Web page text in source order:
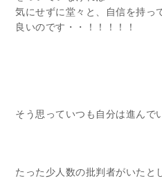
気にせずに堂々と、自信を持っ
良いのです・・！！！！！
そう思っていつも自分は進んで
たった少人数の批判者がいたと